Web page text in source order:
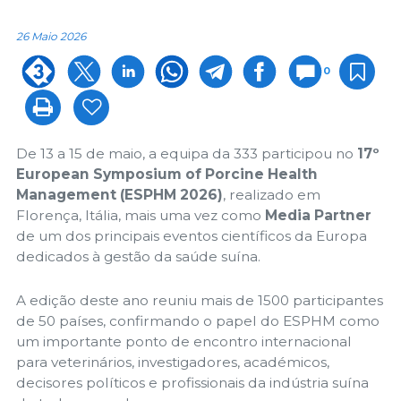
26 Maio 2026
0
De 13 a 15 de maio, a equipa da 333 participou no 17º
European Symposium of Porcine Health
Management (ESPHM 2026), realizado em
Florença, Itália, mais uma vez como Media Partner
de um dos principais eventos científicos da Europa
dedicados à gestão da saúde suína.
A edição deste ano reuniu mais de 1500 participantes
de 50 países, confirmando o papel do ESPHM como
um importante ponto de encontro internacional
para veterinários, investigadores, académicos,
decisores políticos e profissionais da indústria suína